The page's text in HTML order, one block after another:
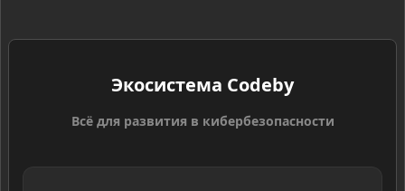
Экосистема Codeby
Всё для развития в кибербезопасности